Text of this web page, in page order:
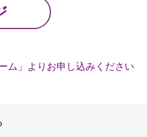
ム」よりお申し込みください